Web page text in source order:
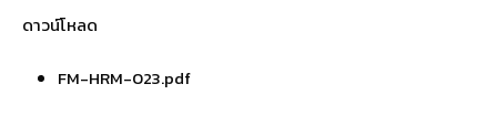
ดาวน์โหลด
FM-HRM-023.pdf